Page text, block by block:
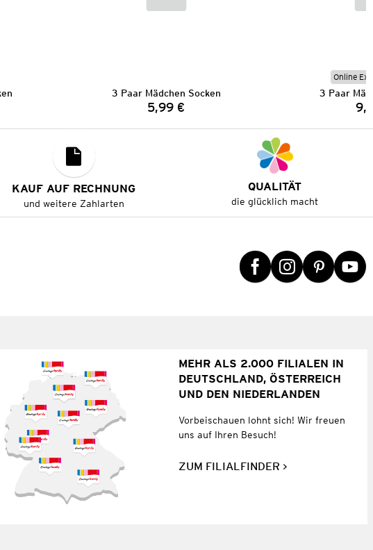
3 Paar Mädchen Socken
Preis:
5,99 €
Online
3 Paar
KAUF AUF RECHNUNG
und weitere Zahlarten
QUALITÄT
die glücklich macht
MEHR ALS 2.000 FILIALEN IN
DEUTSCHLAND, ÖSTERREICH
UND DEN NIEDERLANDEN
Vorbeischauen lohnt sich! Wir freuen
uns auf Ihren Besuch!
ZUM FILIALFINDER